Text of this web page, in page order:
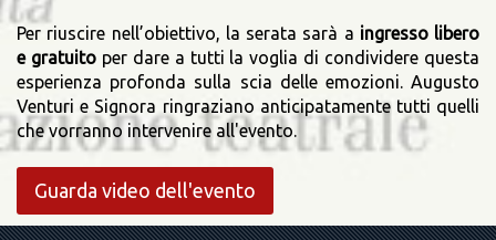
Per riuscire nell’obiettivo, la serata sarà a ingresso libero
e gratuitoper dare a tutti la voglia di condividere questa
esperienza profonda sulla scia delle emozioni. Augusto
Venturi e Signora ringraziano anticipatamente tutti quelli
che vorranno intervenire all'evento.
Guarda video dell'evento